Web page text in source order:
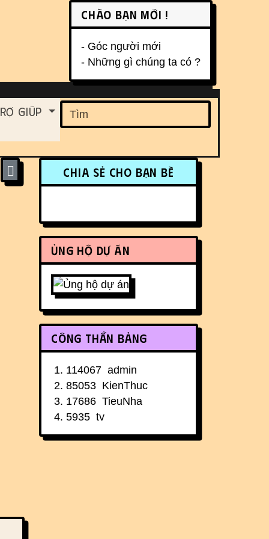
Chào bạn mới !
- Góc người mới
- Những gì chúng ta có ?
Giúp
More content and
Chia sẻ cho bạn bè
Ủng hộ dự án
Công thần bảng
114067 admin
85053 KienThuc
17686 TieuNha
5935 tv